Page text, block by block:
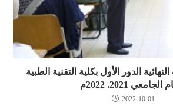
الدور الأول بكلية التقنية الطبية
الجامعي 2021. 2022م
2022-10-01